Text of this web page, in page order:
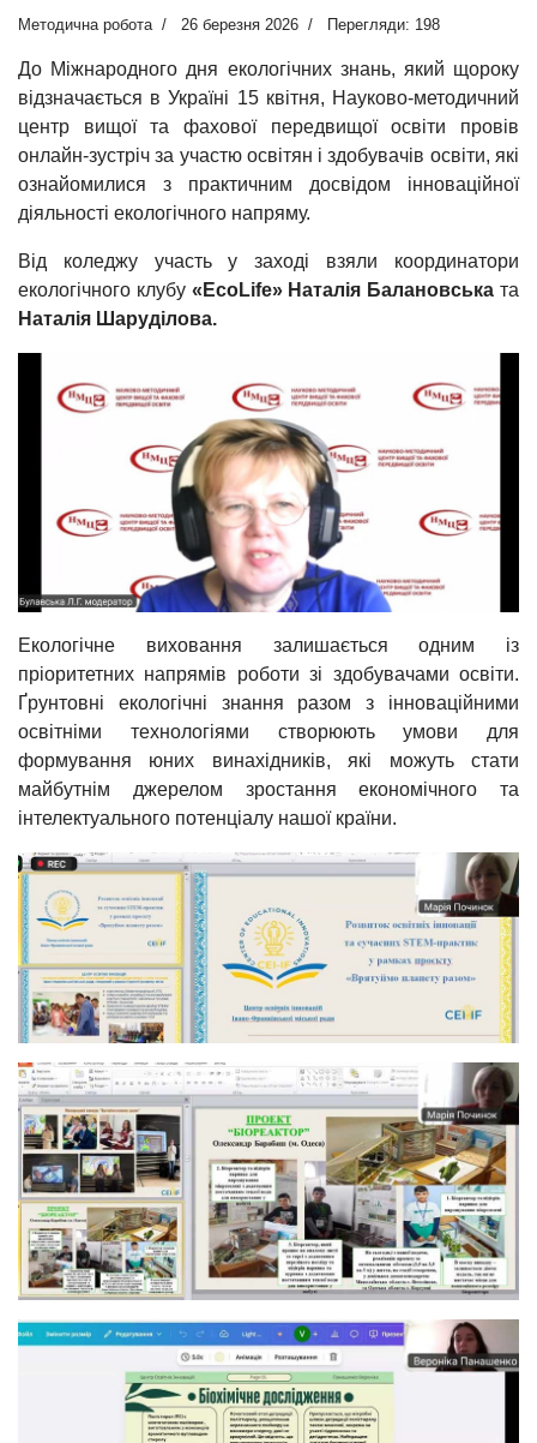
Методична робота 26 березня 2026 Перегляди: 198
До Міжнародного дня екологічних знань, який щороку
відзначається в Україні 15 квітня, Науково-методичний
центр вищої та фахової передвищої освіти провів
онлайн-зустріч за участю освітян і здобувачів освіти, які
ознайомилися з практичним досвідом інноваційної
діяльності екологічного напряму.
Від коледжу участь у заході взяли координатори
екологічного клубу «EcoLife» Наталія Балановська та
Наталія Шаруділова.
Екологічне виховання залишається одним із
пріоритетних напрямів роботи зі здобувачами освіти.
Ґрунтовні екологічні знання разом з інноваційними
освітніми технологіями створюють умови для
формування юних винахідників, які можуть стати
майбутнім джерелом зростання економічного та
інтелектуального потенціалу нашої країни.